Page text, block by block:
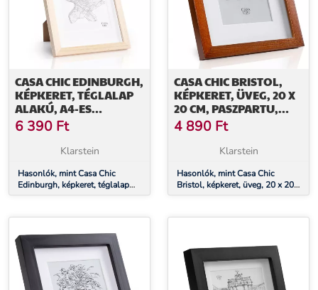
CASA CHIC EDINBURGH,
KÉPKERET, TÉGLALAP
ALAKÚ, A4-ES
FÉNYKÉPEK 28,8 X 20
CM, KERET, VALÓDI FA
6 390 Ft
Klarstein
Hasonlók, mint Casa Chic
Edinburgh, képkeret, téglalap
alakú, A4-es fényképek 28,8 x
CASA CHIC BRISTOL,
KÉPKERET, ÜVEG, 20 X
20 CM, PASZPARTU,
VALÓDI FA
4 890 Ft
Klarstein
Hasonlók, mint Casa Chic
Bristol, képkeret, üveg, 20 x 20
cm, paszpartu, valódi fa